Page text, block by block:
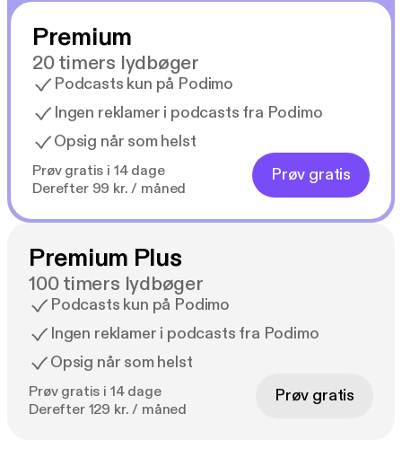
Premium
20 timers lydbøger
Podcasts kun på Podimo
Ingen reklamer i podcasts fra Podimo
Opsig når som helst
Prøv gratis i 14 dage
Derefter 99 kr. / måned
Prøv gratis
Premium Plus
100 timers lydbøger
Podcasts kun på Podimo
Ingen reklamer i podcasts fra Podimo
Opsig når som helst
Prøv gratis i 14 dage
Derefter 129 kr. / måned
Prøv gratis